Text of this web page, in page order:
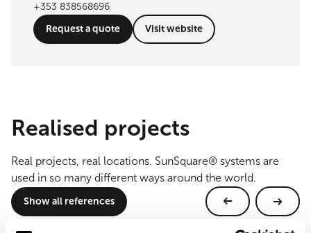
+353 838568696
Request a quote
Visit website
Realised projects
Real projects, real locations. SunSquare® systems are
used in so many different ways around the world.
Show all references